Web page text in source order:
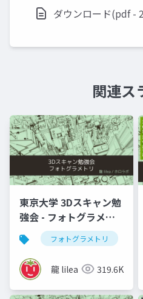
ダウンロード(pdf -
関連ス
東京大学 3Dスキャン勉
強会 - フォトグラメト
リ」
フォトグラメトリ
龍 lilea 319.6K